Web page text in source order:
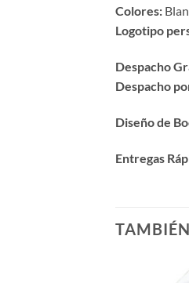
Colores:
Logotipo
Despacho
Despacho
Diseño de
Entregas